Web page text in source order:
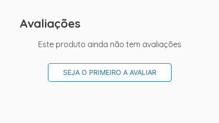
Avaliações
Este produto ainda não tem avaliações
SEJA O PRIMEIRO A AVALIAR